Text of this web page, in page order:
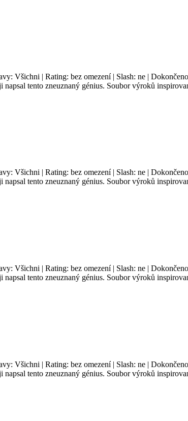
Všichni | Rating: bez omezení | Slash: ne |
tento zneuznaný génius. Soubor výroků
Všichni | Rating: bez omezení | Slash: ne |
tento zneuznaný génius. Soubor výroků
Všichni | Rating: bez omezení | Slash: ne |
tento zneuznaný génius. Soubor výroků
Všichni | Rating: bez omezení | Slash: ne |
tento zneuznaný génius. Soubor výroků